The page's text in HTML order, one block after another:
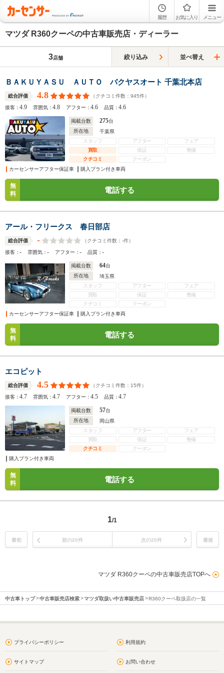
履歴 お気に入り メニュー
マツダ R360クーペの中古車販売店・ディーラー
3店舗 絞り込み 並べ替え
ＢＡＫＵＹＡＳＵ ＡＵＴＯ バクヤスオート 千葉北本店
総合評価 4.8 （クチコミ件数： 945件）
接客：4.9 雰囲気：4.8 アフター：4.6 品質：4.6
掲載台数 275台
所在地
千葉県
スタッフ
アフター
フェア
買取
保証
整備
クチコミ
クーポン
カーセンサーアフター保証車
購入プラン付き車両
無
料
電話する
アール・フリークス 春日部店
総合評価 - （クチコミ件数： -件）
接客：- 雰囲気：- アフター：- 品質：-
掲載台数 64台
所在地
埼玉県
スタッフ
アフター
フェア
買取
保証
整備
クチコミ
クーポン
カーセンサーアフター保証車
購入プラン付き車両
無
料
電話する
エコピット
総合評価 4.5 （クチコミ件数： 15件）
接客：4.7 雰囲気：4.7 アフター：4.5 品質：4.7
掲載台数 57台
所在地
岡山県
スタッフ
アフター
フェア
買取
保証
整備
クチコミ
クーポン
購入プラン付き車両
無
料
電話する
1/1
最初 前の20件 次の20件 最後
マツダ R360クーペの中古車販売店TOPへ
中古車トップ 中古車販売店検索 マツダ取扱い中古車販売店 R360クーペ取扱店の一覧
プライバシーポリシー 利用規約
サイトマップ お問い合わせ